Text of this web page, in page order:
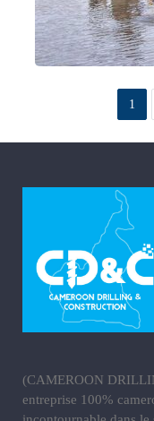
1
(CAMEROON
entreprise 100%